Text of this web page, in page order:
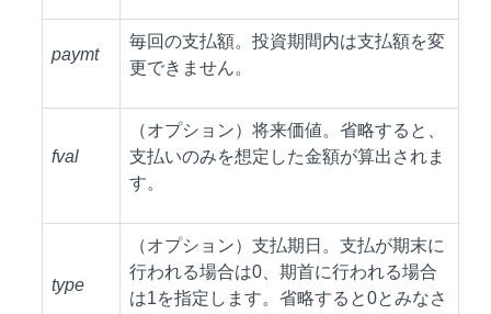
paymt
毎回の支払額。投資期間内は支払額を変
更できません。
fval
（オプション）将来価値。省略すると、
支払いのみを想定した金額が算出されま
す。
type
（オプション）支払期日。支払が期末に
行われる場合は0、期首に行われる場合
は1を指定します。省略すると0とみなさ